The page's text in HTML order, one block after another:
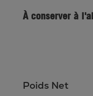
À conserver à
Poids Net